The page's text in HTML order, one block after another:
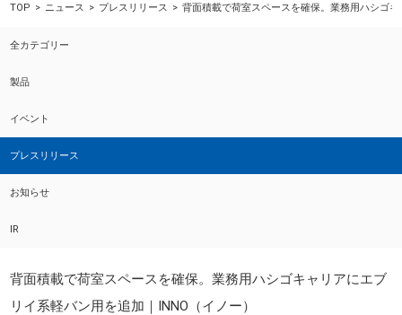
TOP ニュース プレスリリース 背面積載で荷室スペースを確保。業務用ハシゴ
全カテゴリー
製品
イベント
プレスリリース
お知らせ
IR
背面積載で荷室スペースを確保。業務用ハシゴキャリアにエブ
リイ系軽バン用を追加｜INNO（イノー）